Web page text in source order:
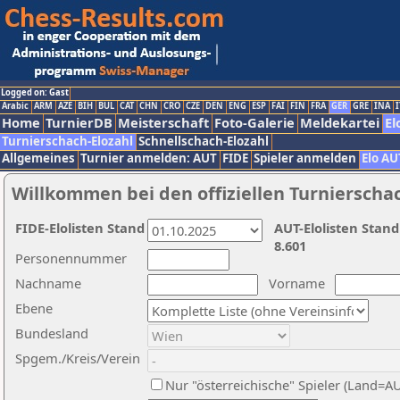
Logged on: Gast
Arabic ARM AZE BIH BUL CAT CHN CRO CZE DEN ENG ESP FAI FIN FRA GER GRE INA
Home TurnierDB Meisterschaft Foto-Galerie Meldekartei
Turnierschach-Elozahl Schnellschach-Elozahl
Allgemeines Turnier anmelden: AUT FIDE Spieler anmelden Elo
Willkommen bei den offiziellen
Nachname
Vorname
Ebene
Personennummer
Bundesland
Spgem./Kreis/Verein
Nur "österreichische" Spieler
AUT-Elolisten
8.601
FIDE-Elolisten Stand